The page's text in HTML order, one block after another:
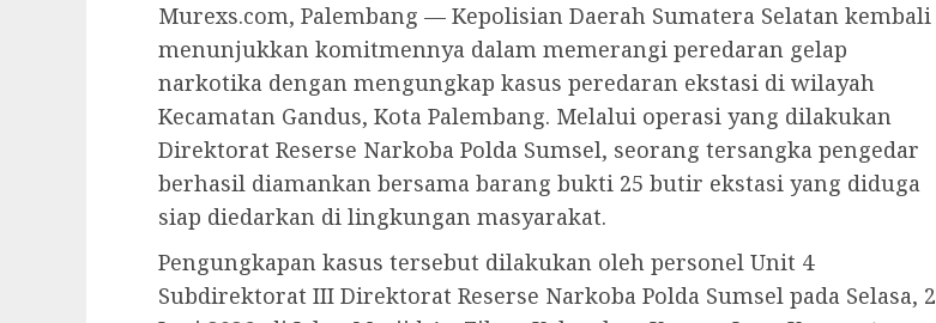
Murexs.com, Palembang — Kepolisian Daerah Sumatera Selatan kembali
menunjukkan komitmennya dalam memerangi peredaran gelap
narkotika dengan mengungkap kasus peredaran ekstasi di wilayah
Kecamatan Gandus, Kota Palembang. Melalui operasi yang dilakukan
Direktorat Reserse Narkoba Polda Sumsel, seorang tersangka pengedar
berhasil diamankan bersama barang bukti 25 butir ekstasi yang diduga
siap diedarkan di lingkungan masyarakat.
Pengungkapan kasus tersebut dilakukan oleh personel Unit 4
Subdirektorat III Direktorat Reserse Narkoba Polda Sumsel pada Selasa, 2